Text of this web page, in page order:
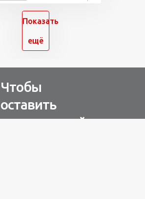
Показать
ещё
Чтобы
оставить
комментарий